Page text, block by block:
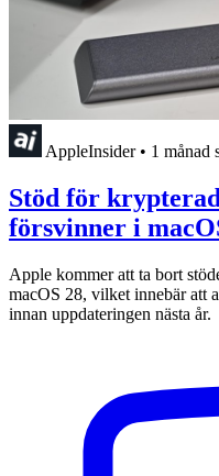
AppleInsider • 1 månad
Stöd för
försvinner i
Apple kommer att ta bort
macOS 28, vilket innebär att
innan uppdateringen nästa år.